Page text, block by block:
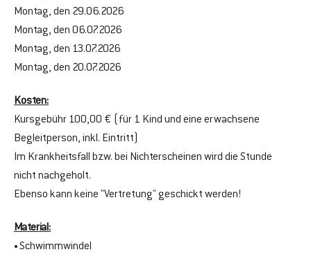
Montag, den 29.06.2026
Montag, den 06.07.2026
Montag, den 13.07.2026
Montag, den 20.07.2026
Kosten:
Kursgebühr 100,00 € (für 1 Kind und eine erwachsene
Begleitperson, inkl. Eintritt)
Im Krankheitsfall bzw. bei Nichterscheinen wird die Stunde
nicht nachgeholt.
Ebenso kann keine "Vertretung" geschickt werden!
Material:
• Schwimmwindel